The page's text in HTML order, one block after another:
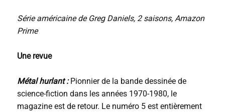
Série américaine de Greg Daniels, 2 saisons, Amazon
Prime
Une revue
Métal hurlant :Pionnier de la bande dessinée de
science-fiction dans les années 1970-1980, le
magazine est de retour. Le numéro 5 est entièrement